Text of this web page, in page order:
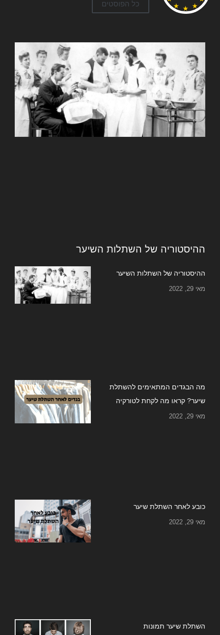
כל הפוסטים
ההיסטוריה של השתלות השיער
ההיסטוריה של השתלות השיער
מאי 29, 2022
מה הבגדים המתאימים להשתלת
שיער? קראו מה לקחת לטורקיה
מאי 29, 2022
כובע לאחר השתלת שיער
מאי 29, 2022
השתלת שיער תמונות